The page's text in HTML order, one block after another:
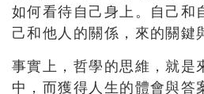
如何看待自己身上。 自己和
己和他人的關係，來的關鍵
事實上，哲學的思維，就是
中， 而獲得人生的體會與答